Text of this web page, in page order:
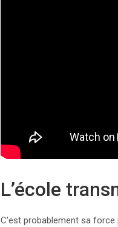
L’école
C’est probablement sa